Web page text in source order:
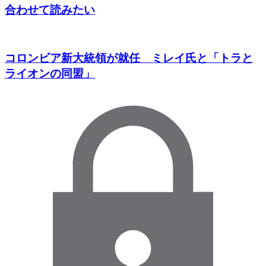
合わせて読みたい
コロンビア新大統領が就任 ミレイ氏と「トラと
ライオンの同盟」